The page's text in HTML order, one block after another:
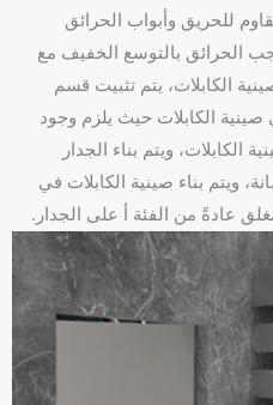
للحريق وأبواب الحرائق
الحرائق بالتوسع الخفيف مع
الكابلات، يتم تثبيت قسم
الكابلات حيث يلزم وجود
الكابلات، ويتم بناء الجدار
ويتم بناء صينية الكابلات في
عادةً من الفئة أ على الجدار.